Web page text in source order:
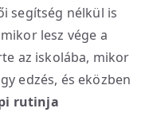
segítség nélkül is
lesz vége a
az iskolába, mikor
edzés, és eközben
rutinja